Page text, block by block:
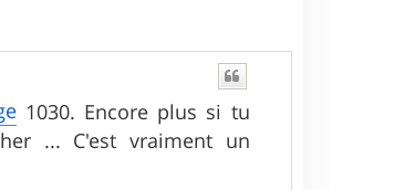
1030. Encore plus si tu
... C'est vraiment un